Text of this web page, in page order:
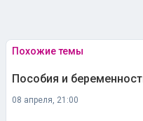
Похожие темы
Пособия и
08 апреля, 21:00